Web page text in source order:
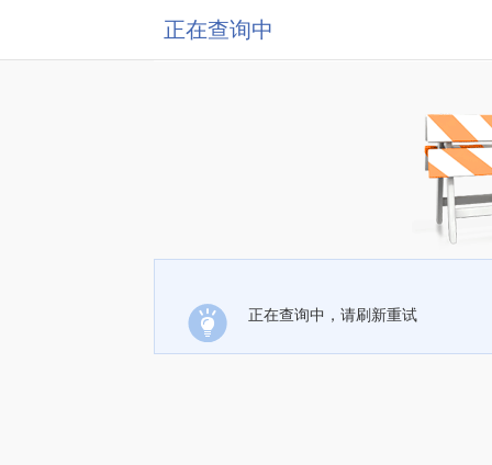
正在查询中
正在查询中，请刷新重试